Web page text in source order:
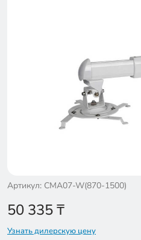
Артикул: CMA07-W(870-1500)
50 335₸
Узнать дилерскую цену